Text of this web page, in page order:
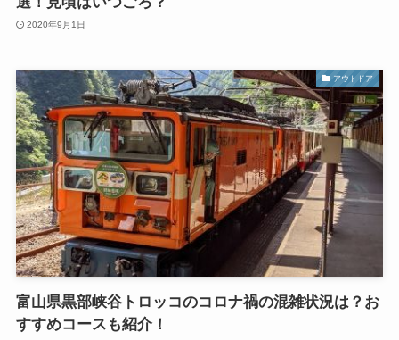
2020年9月1日
アウトドア
富山県黒部峡谷トロッコのコロナ禍の混雑状況は？お
すすめコースも紹介！